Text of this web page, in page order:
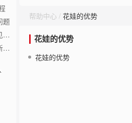
题
供应商常见问题
花娃微店新手教程
帮助中心 / 花娃的优势
花娃的优势
花娃的优势